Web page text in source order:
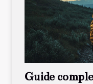
Guide